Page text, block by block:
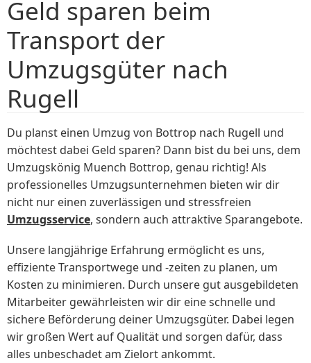
Geld sparen beim
Transport der
Umzugsgüter nach
Rugell
Du planst einen Umzug von Bottrop nach Rugell und
möchtest dabei Geld sparen? Dann bist du bei uns, dem
Umzugskönig Muench Bottrop, genau richtig! Als
professionelles Umzugsunternehmen bieten wir dir
nicht nur einen zuverlässigen und stressfreien
Umzugsservice, sondern auch attraktive Sparangebote.
Unsere langjährige Erfahrung ermöglicht es uns,
effiziente Transportwege und -zeiten zu planen, um
Kosten zu minimieren. Durch unsere gut ausgebildeten
Mitarbeiter gewährleisten wir dir eine schnelle und
sichere Beförderung deiner Umzugsgüter. Dabei legen
wir großen Wert auf Qualität und sorgen dafür, dass
alles unbeschadet am Zielort ankommt.